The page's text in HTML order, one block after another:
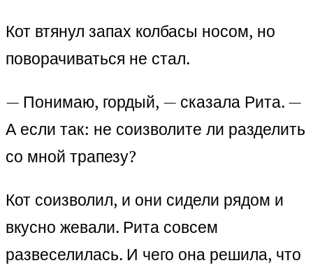
Кот втянул запах колбасы носом, но
поворачиваться не стал.
— Понимаю, гордый, — сказала Рита. —
А если так: не соизволите ли разделить
со мной трапезу?
Кот соизволил, и они сидели рядом и
вкусно жевали. Рита совсем
развеселилась. И чего она решила, что